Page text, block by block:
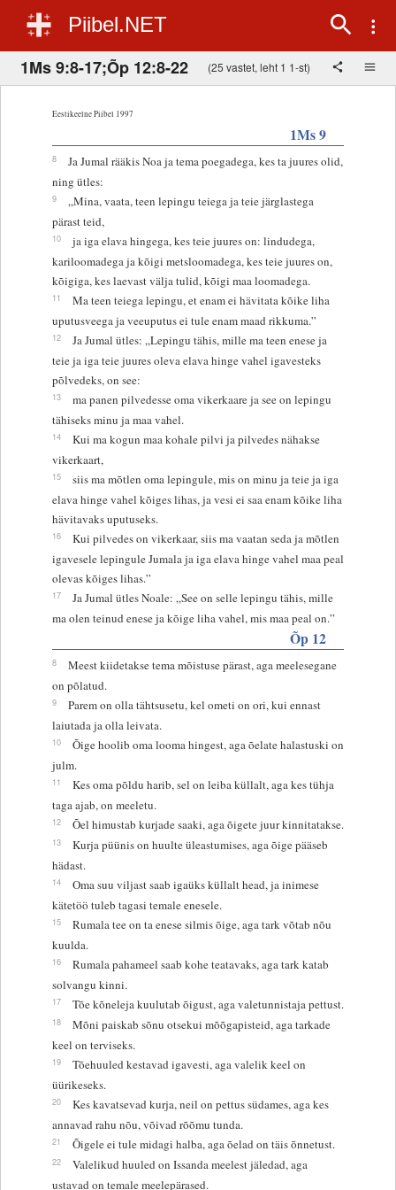
Piibel.NET
1Ms 9:8-17;Õp 12:8-22 (25 vastet, leht 1 1-st)
Eestikeelne Piibel 1997
1Ms 9
8
Ja Jumal rääkis Noa ja tema poegadega, kes ta juures olid,
ning ütles:
9
„Mina, vaata, teen lepingu teiega ja teie järglastega
pärast teid,
10
ja iga elava hingega, kes teie juures on: lindudega,
kariloomadega ja kõigi metsloomadega, kes teie juures on,
kõigiga, kes laevast välja tulid, kõigi maa loomadega.
11
Ma teen teiega lepingu, et enam ei hävitata kõike liha
uputusveega ja veeuputus ei tule enam maad rikkuma.”
12
Ja Jumal ütles: „Lepingu tähis, mille ma teen enese ja
teie ja iga teie juures oleva elava hinge vahel igavesteks
põlvedeks, on see:
13
ma panen pilvedesse oma vikerkaare ja see on lepingu
tähiseks minu ja maa vahel.
14
Kui ma kogun maa kohale pilvi ja pilvedes nähakse
vikerkaart,
15
siis ma mõtlen oma lepingule, mis on minu ja teie ja iga
elava hinge vahel kõiges lihas, ja vesi ei saa enam kõike liha
hävitavaks uputuseks.
16
Kui pilvedes on vikerkaar, siis ma vaatan seda ja mõtlen
igavesele lepingule Jumala ja iga elava hinge vahel maa peal
olevas kõiges lihas.”
17
Ja Jumal ütles Noale: „See on selle lepingu tähis, mille
ma olen teinud enese ja kõige liha vahel, mis maa peal on.”
Õp 12
8
Meest kiidetakse tema mõistuse pärast, aga meelesegane
on põlatud.
9
Parem on olla tähtsusetu, kel ometi on ori, kui ennast
laiutada ja olla leivata.
10
Õige hoolib oma looma hingest, aga õelate halastuski on
julm.
11
Kes oma põldu harib, sel on leiba küllalt, aga kes tühja
taga ajab, on meeletu.
12 Õel himustab kurjade saaki, aga õigete juur kinnitatakse.
13
Kurja püünis on huulte üleastumises, aga õige pääseb
hädast.
14
Oma suu viljast saab igaüks küllalt head, ja inimese
kätetöö tuleb tagasi temale enesele.
15
Rumala tee on ta enese silmis õige, aga tark võtab nõu
kuulda.
16
Rumala pahameel saab kohe teatavaks, aga tark katab
solvangu kinni.
17 Tõe kõneleja kuulutab õigust, aga valetunnistaja pettust.
18
Mõni paiskab sõnu otsekui mõõgapisteid, aga tarkade
keel on terviseks.
19
Tõehuuled kestavad igavesti, aga valelik keel on
üürikeseks.
20
Kes kavatsevad kurja, neil on pettus südames, aga kes
annavad rahu nõu, võivad rõõmu tunda.
21 Õigele ei tule midagi halba, aga õelad on täis õnnetust.
22
Valelikud huuled on Issanda meelest jäledad, aga
ustavad on temale meelepärased.